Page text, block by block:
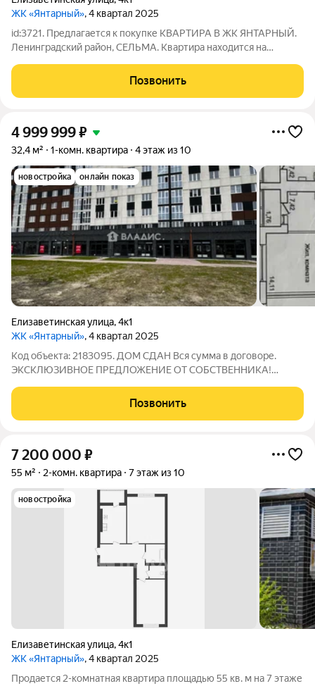
ЖК «Янтарный», 4 квартал 2025
id:3721. Предлагается к покупке КВАРТИРА В ЖК ЯНТАРНЫЙ.
Ленинградский район, СЕЛЬМА. Квартира находится на
квартире никто не жил, абсолютно новый ремонт! - Находится
на комфортном 6 этаже! -
Позвонить
4 999 999₽
32,4 м² 1-комн. квартира 4 этаж из 10
новостройка онлайн показ
Елизаветинская улица,4к1
ЖК «Янтарный», 4 квартал 2025
Код объекта: 2183095. ДОМ СДАН Вся сумма в договоре.
ЭКCКЛЮЗИВHОE ПРЕДЛОЖЕНИE ОT СOБСТBEHНИКA!
на 4 этаж, в дoмe ИЗ KPАСHOГО КEPАMИЧEСКОГО КИРПИЧA.
Позвонить
7 200 000 ₽
55 м² 2-комн. квартира 7 этаж из 10
новостройка
Елизаветинская улица,4к1
ЖК «Янтарный», 4 квартал 2025
Продается 2-комнатная квартира площадью 55 кв. м на 7 этаже